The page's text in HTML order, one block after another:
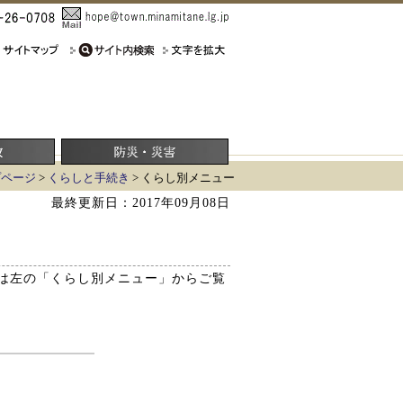
ージ > くらしと手続き > くらし別メニュー
最終更新日：2017年09月08日
左の「くらし別メニュー」からご覧